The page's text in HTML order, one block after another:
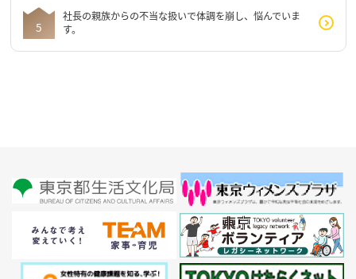
社長の親族からの不当な扱いで体調を崩し、悩んでいま
す。